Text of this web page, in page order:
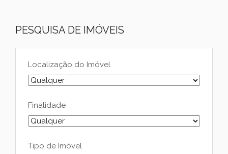
PESQUISA DE IMÓVEIS
Localização do Imóvel
Finalidade
Tipo de Imóvel